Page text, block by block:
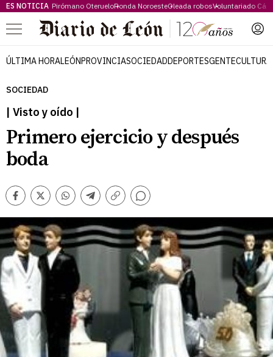
ES NOTICIA Pirómano OterueloRonda NoroesteOleada robosVoluntariado
Menú
ÚLTIMA HORALEÓNPROVINCIASOCIEDADDEPORTESGENTECULTURA
SOCIEDAD
| Visto y oído |
Primero ejercicio y después
boda
Facebook
TwitterWhatsappTelegram
Copiar
Comentarios